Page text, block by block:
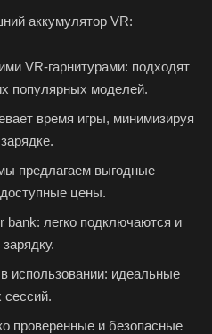
аккумулятор VR:
VR-гарнитурами: подходят
популярных моделей.
время игры, минимизируя
предлагаем выгодные
цены.
легко подключаются и
использовании: идеальные
сессий.
проверенные и безопасные